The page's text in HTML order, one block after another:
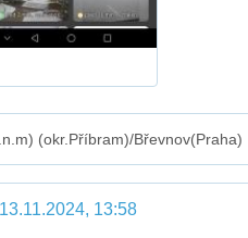
(okr.Příbram)/Břevnov(Praha)
13:58